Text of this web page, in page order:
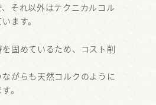
それ以外はテクニカルコル
ます。
固めているため、コスト削
がらも天然コルクのように
。